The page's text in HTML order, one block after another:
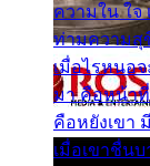
ความใน ใจ
ท่ามความสุ
เมื่อไรหนอ
มา คือหน้าที่
คือหยังเขา
เมื่อเขาชื่น